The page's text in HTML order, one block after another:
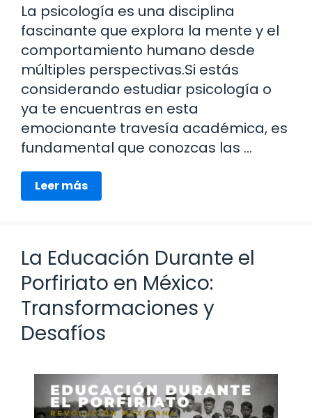
La psicología es una disciplina
fascinante que explora la mente y el
comportamiento humano desde
múltiples perspectivas.Si estás
considerando estudiar psicología o
ya te encuentras en esta
emocionante travesía académica, es
fundamental que conozcas las …
Leer más
La Educación Durante el
Porfiriato en México:
Transformaciones y
Desafíos